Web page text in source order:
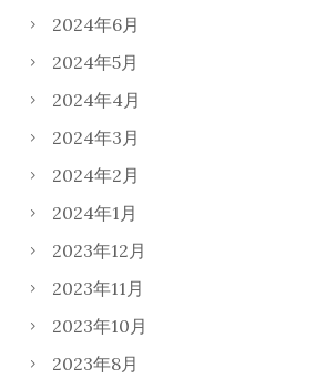
2024年6月
2024年5月
2024年4月
2024年3月
2024年2月
2024年1月
2023年12月
2023年11月
2023年10月
2023年8月